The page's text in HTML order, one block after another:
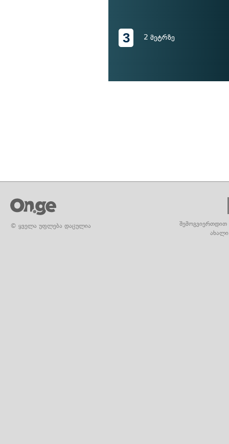
3 2 მეტრზე
© ყველა უფლება დაცულია
შემოგვიერთდით
ახალი